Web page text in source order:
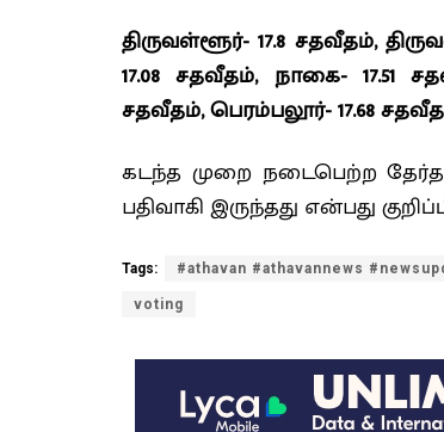
திருவள்ளூர்- 17.8 சதவீதம்,
17.08 சதவீதம், நாகை- 17.51
சதவீதம், பெரம்பலூர்- 17.68
கடந்த முறை நடைபெற்ற
பதிவாகி இருந்தது என்பது
Tags: #athavan #athavannews
voting